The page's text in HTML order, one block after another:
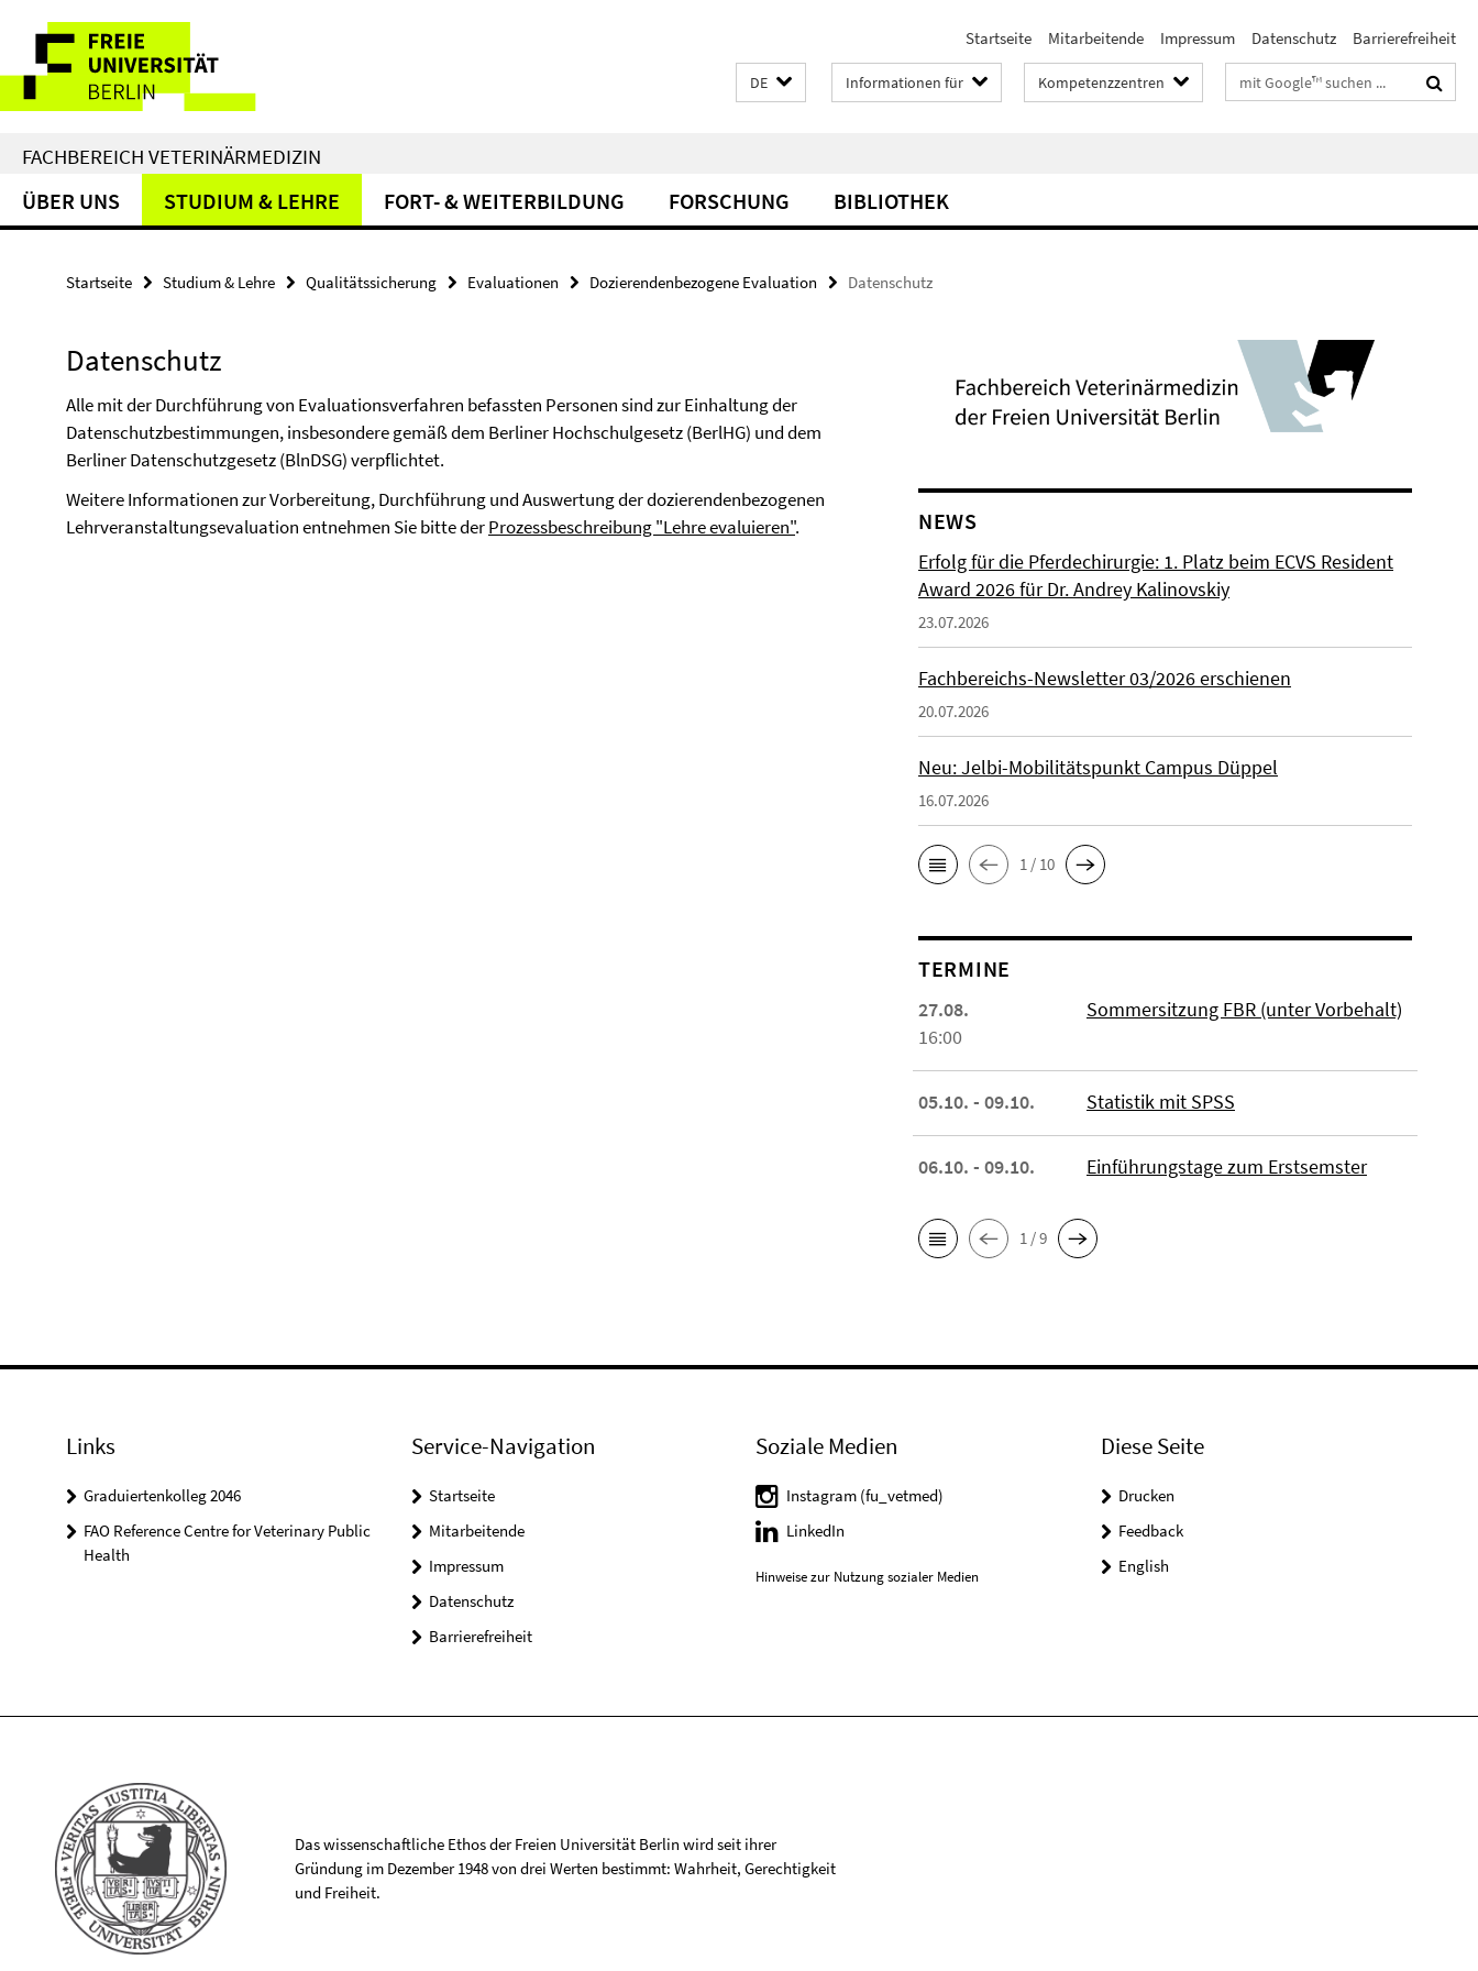
direkt
Inhalt
Service-
Navigation
Startseite Mitarbeitende Impressum Datenschutz Barrierefreiheit
DE Informationen für Kompetenzzentren Suchbegriffe
FACHBEREICH VETERINÄRMEDIZIN
ÜBER UNS STUDIUM & LEHRE FORT- & WEITERBILDUNG FORSCHUNG BIBLIOTHEK
Startseite Studium & Lehre Qualitätssicherung Evaluationen Dozierendenbezogene Evaluation Datenschutz
Datenschutz
Alle mit der Durchführung von Evaluationsverfahren befassten Personen sind zur Einhaltung der
Datenschutzbestimmungen, insbesondere gemäß dem Berliner Hochschulgesetz (BerlHG) und dem
Berliner Datenschutzgesetz (BlnDSG) verpflichtet.
Weitere Informationen zur Vorbereitung, Durchführung und Auswertung der dozierendenbezogenen
Lehrveranstaltungsevaluation entnehmen Sie bitte derProzessbeschreibung "Lehre evaluieren". NEWS
Erfolg für die Pferdechirurgie: 1. Platz beim ECVS Resident
Award 2026 für Dr. Andrey Kalinovskiy
23.07.2026
Fachbereichs-Newsletter 03/2026 erschienen
20.07.2026
Neu: Jelbi-Mobilitätspunkt Campus Düppel
16.07.2026
1 / 10
TERMINE
27.08.
16:00
Sommersitzung FBR (unter Vorbehalt)
05.10. - 09.10. Statistik mit SPSS
06.10. - 09.10. Einführungstage zum Erstsemster
1 / 9
Links
Graduiertenkolleg 2046
FAO Reference Centre for Veterinary Public
Health
Service-Navigation
Startseite
Mitarbeitende
Impressum
Datenschutz
Barrierefreiheit
Soziale Medien
Instagram (fu_vetmed)
LinkedIn
Hinweise zur Nutzung sozialer Medien
Diese Seite
Drucken
Feedback
English
Das wissenschaftliche Ethos der Freien Universität Berlin wird seit ihrer
Gründung im Dezember 1948 von drei Werten bestimmt: Wahrheit, Gerechtigkeit
und Freiheit.